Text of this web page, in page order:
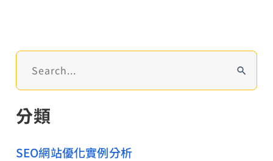
「讚
尋
鍵
字
:
分類
SEO網站優化實例分析